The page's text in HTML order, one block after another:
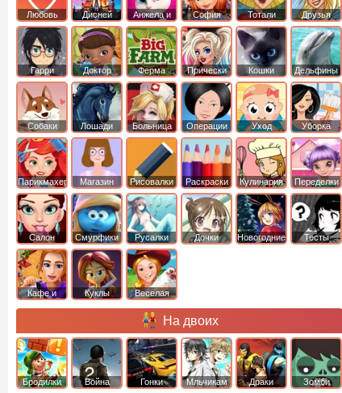
Любовь Дисней
Анжела и
том
София
Прекрасная
Тотали
Спайс
Друзья
ангелов
Гарри
Поттер
Доктор
Плюшева
Ферма Прически Кошки Дельфины
Собаки Лошади Больница Операции Уход Уборка
Парикмахер Магазин Рисовалки Раскраски Кулинария Переделки
Салон Смурфики Русалки Дочки Новогодние Тесты
Кафе и
Куклы
Веселая
На двоих
Бродилки Война Гонки Мльчикам Драки Зомби